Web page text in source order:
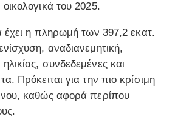
του 2025.
έχει η πληρωμή των 397,2 εκατ.
αναδιανεμητική,
συνδεδεμένες και
Πρόκειται για την πιο κρίσιμη
καθώς αφορά περίπου